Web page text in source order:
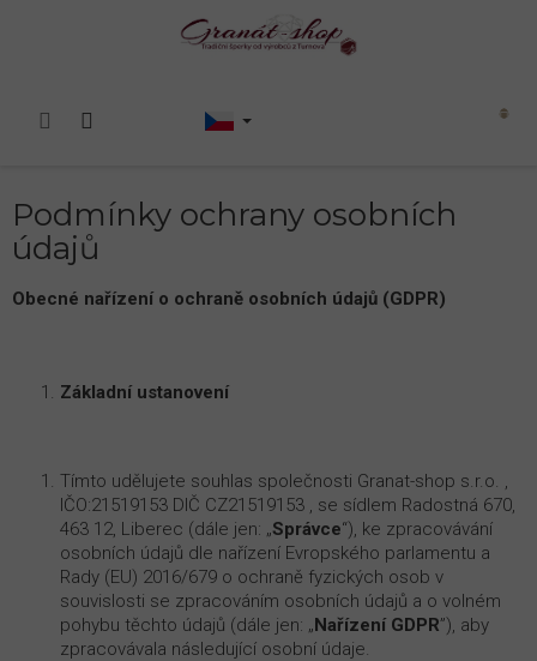
Nákupní
Podmínky ochrany osobních
údajů
Obecné nařízení o ochraně osobních údajů (GDPR)
Základní ustanovení
Tímto udělujete souhlas společnosti Granat-shop s.r.o. ,
IČO:21519153 DIČ CZ21519153 , se sídlem Radostná 670,
463 12, Liberec (dále jen: „Správce“), ke zpracovávání
osobních údajů dle nařízení Evropského parlamentu a
Rady (EU) 2016/679 o ochraně fyzických osob v
souvislosti se zpracováním osobních údajů a o volném
pohybu těchto údajů (dále jen: „Nařízení GDPR”), aby
zpracovávala následující osobní údaje.